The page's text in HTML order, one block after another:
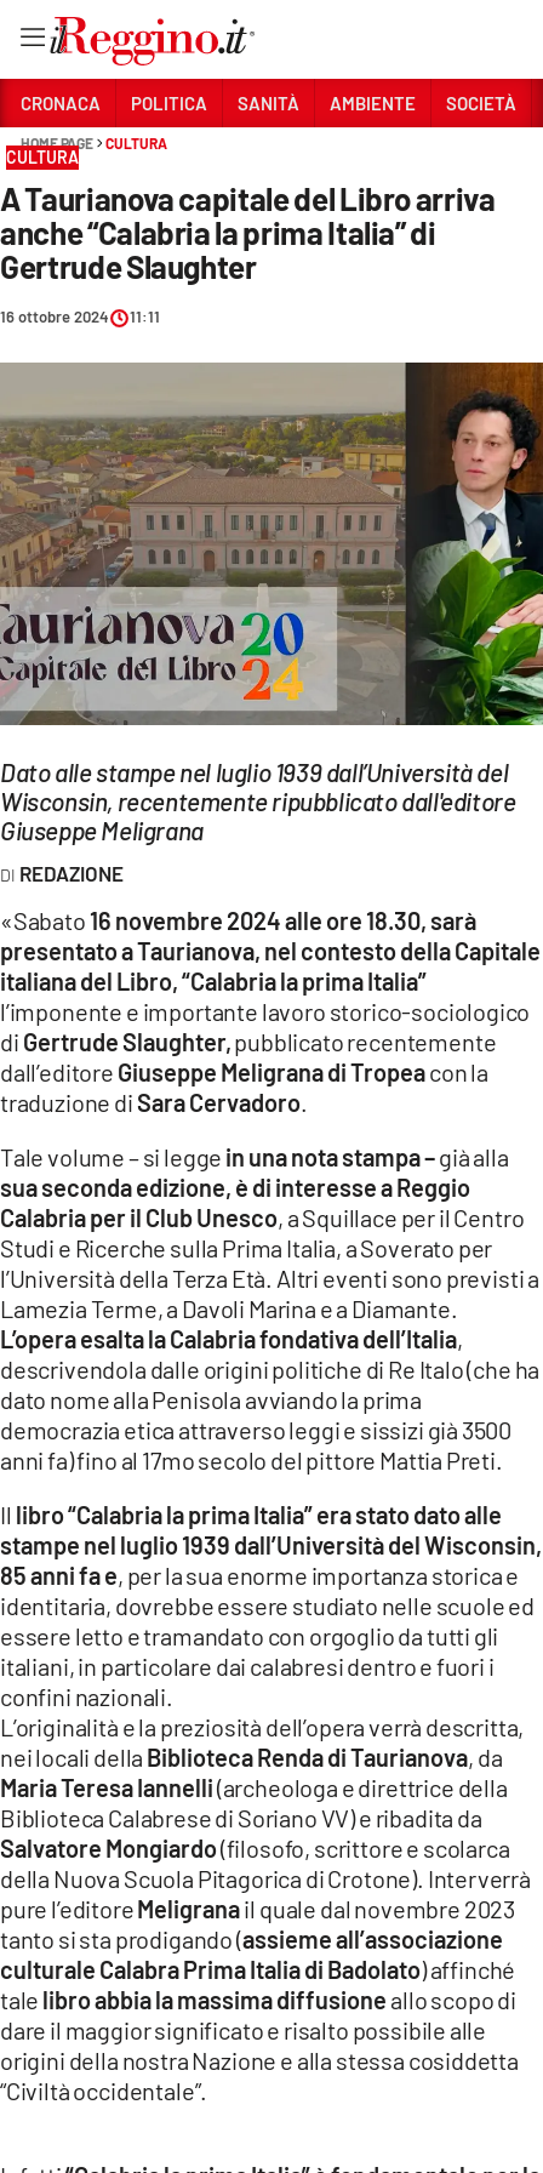
Sezioni
CRONACA
POLITICA
SANITÀ
AMBIENTE
SOCIETÀ
CULTURA
ECONOMIA E LAVORO
EVENTI
SPORT
Streaming
LAC NETWORK
LAC ONAIR
LaC
Network
LACPLAY.IT
LACTV.IT
LACONAIR.IT
ILREGGINO.IT
COSENZACHANNEL.IT
ILVIBONESE.IT
CATANZAROCHANNEL.IT
LACAPITALENEWS.IT
App
ANDROID
APPLE
CRONACA POLITICA SANITÀ AMBIENTE SOCIETÀ
HOME PAGE CULTURA
CULTURA
A Taurianova capitale del Libro arriva
anche “Calabria la prima Italia” di
Gertrude Slaughter
16 ottobre 2024 11:11
Dato alle stampe nel luglio 1939 dall’Università del
Wisconsin, recentemente ripubblicato dall'editore
Giuseppe Meligrana
REDAZIONE
«Sabato 16 novembre 2024 alle ore 18.30, sarà
presentato a Taurianova, nel contesto della Capitale
italiana del Libro, “Calabria la prima Italia”
l’imponente e importante lavoro storico-sociologico
di Gertrude Slaughter,pubblicato recentemente
dall’editore Giuseppe Meligrana di Tropeacon la
traduzione diSara Cervadoro.
Tale volume – si legge in una nota stampa –già alla
sua seconda edizione, è di interesse a Reggio
Calabria per il Club Unesco, a Squillace per il Centro
Studi e Ricerche sulla Prima Italia, a Soverato per
l’Università della Terza Età. Altri eventi sono previsti a
Lamezia Terme, a Davoli Marina e a Diamante.
L’opera esalta la Calabria fondativa dell’Italia,
descrivendola dalle origini politiche di Re Italo (che ha
dato nome alla Penisola avviando la prima
democrazia etica attraverso leggi e sissizi già 3500
anni fa) fino al 17mo secolo del pittore Mattia Preti.
Il libro “Calabria la prima Italia” era stato dato alle
stampe nel luglio 1939 dall’Università del Wisconsin,
85 anni fa e, per la sua enorme importanza storica e
identitaria, dovrebbe essere studiato nelle scuole ed
essere letto e tramandato con orgoglio da tutti gli
italiani, in particolare dai calabresi dentro e fuori i
confini nazionali.
L’originalità e la preziosità dell’opera verrà descritta,
nei locali della Biblioteca Renda di Taurianova, da
Maria Teresa Iannelli(archeologa e direttrice della
Biblioteca Calabrese di Soriano VV) e ribadita da
Salvatore Mongiardo(filosofo, scrittore e scolarca
della Nuova Scuola Pitagorica di Crotone). Interverrà
pure l’editoreMeligranail quale dal novembre 2023
tanto si sta prodigando (assieme all’associazione
culturale Calabra Prima Italia di Badolato) affinché
tale libro abbia la massima diffusione allo scopo di
dare il maggior significato e risalto possibile alle
origini della nostra Nazione e alla stessa cosiddetta
“Civiltà occidentale”.